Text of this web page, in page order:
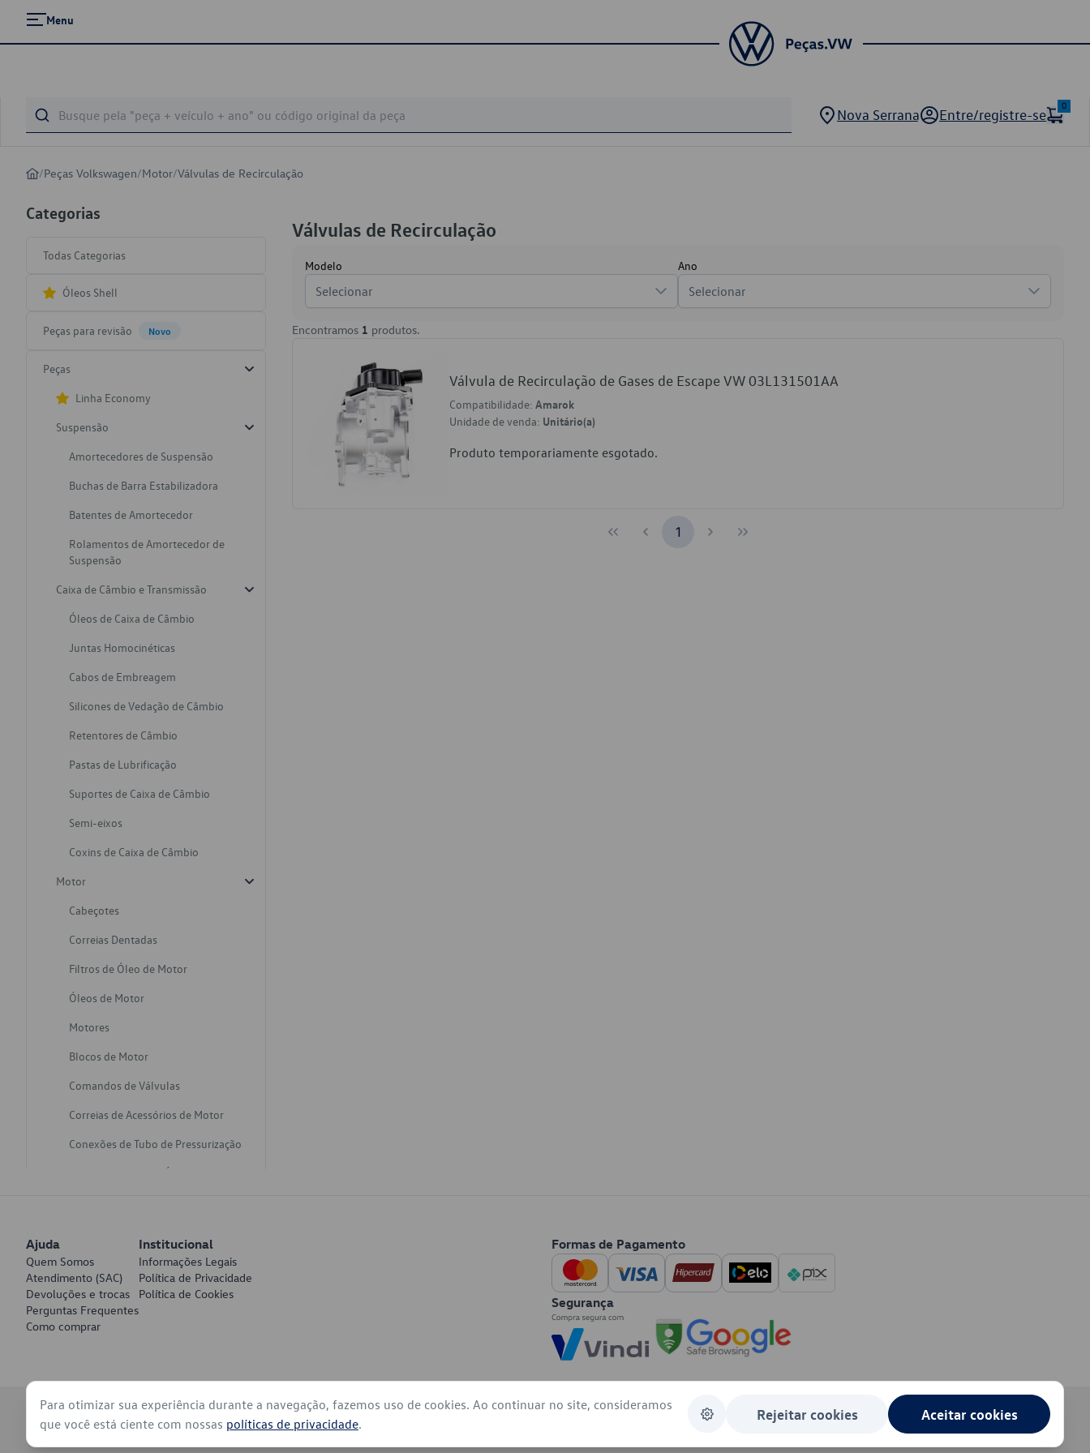
Menu
Nova Serrana Entre/registre-se
0
/Peças Volkswagen/Motor/Válvulas de Recirculação
Categorias
Todas Categorias
Óleos Shell
Peças para revisão Novo
Peças
Linha Economy
Suspensão
Amortecedores de Suspensão
Buchas de Barra Estabilizadora
Batentes de Amortecedor
Rolamentos de Amortecedor de
Suspensão
Caixa de Câmbio e Transmissão
Óleos de Caixa de Câmbio
Juntas Homocinéticas
Cabos de Embreagem
Silicones de Vedação de Câmbio
Retentores de Câmbio
Pastas de Lubrificação
Suportes de Caixa de Câmbio
Semi-eixos
Coxins de Caixa de Câmbio
Motor
Cabeçotes
Correias Dentadas
Filtros de Óleo de Motor
Óleos de Motor
Motores
Blocos de Motor
Comandos de Válvulas
Correias de Acessórios de Motor
Conexões de Tubo de Pressurização
Varetas de Nivel de Óleo
Discos de Freio
Juntas de Bomba de Vácuo
Mangueiras de Vácuo de Servo
Pratos de Disco de Freio
Travas de Pastilha de Freio
Válvulas de Recirculação
Modelo
Selecionar
Ano
Selecionar
Encontramos 1 produtos.
Válvula de Recirculação de Gases de Escape VW 03L131501AA
Compatibilidade: Amarok
Unidade de venda: Unitário(a)
Produto temporariamente esgotado.
1
Ajuda
Quem Somos
Atendimento (SAC)
Devoluções e trocas
Perguntas Frequentes
Como comprar
Institucional
Informações Legais
Política de Privacidade
Política de Cookies
Formas de Pagamento
Segurança
© 2026 - Volkswagen do Brasil - Todos os direitos reservados
Para otimizar sua experiência durante a navegação, fazemos uso de cookies. Ao continuar no site, consideramos
que você está ciente com nossas políticas de privacidade.
Rejeitar cookies Aceitar cookies